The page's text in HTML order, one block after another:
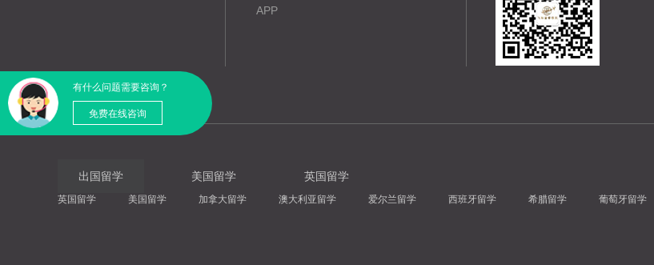
有什么问题需要咨询？
免费在线咨询
APP
出国留学 美国留学 英国留学
英国留学 美国留学 加拿大留学 澳大利亚留学 爱尔兰留学 西班牙留学 希腊留学 葡萄牙留学